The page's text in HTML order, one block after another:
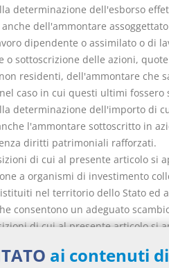
determinazione dell'esborso
dell'ammontare
dipendente o assimilato o di
o sottoscrizione delle azioni,
residenti, dell'ammontare che
caso in cui questi ultimi
determinazione dell'importo di
l'ammontare sottoscritto in
diritti patrimoniali rafforzati.
di cui al presente articolo si
a organismi di investimento
nel territorio dello Stato ed
consentono un adeguato
di cui al presente articolo si
decreto-legge.ai contenuti